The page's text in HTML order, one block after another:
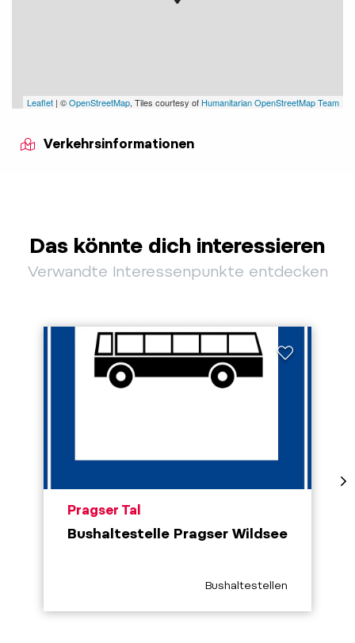
Leaflet | ©OpenStreetMap, Tiles courtesy of Humanitarian OpenStreetMap Team
Verkehrsinformationen
Das könnte dich interessieren
Verwandte Interessenpunkte entdecken
aria.poi_location_prefix
Pragser Tal
Bushaltestelle Pragser Wildsee
aria.poi_category_prefix
Bushaltestellen